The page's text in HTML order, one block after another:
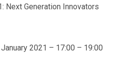
Next Generation Innovators
2021 – 17:00 – 19:00